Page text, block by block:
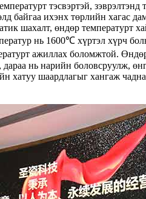
тэсвэртэй, зэврэлтэнд
байгаа ихэнх төрлийн хагас
шахалт, өндөр температурт
нь 1600℃ хүртэл хүрч
ажиллах боломжтой.
нь нарийн боловсруулж,
хатуу шаардлагыг хангаж